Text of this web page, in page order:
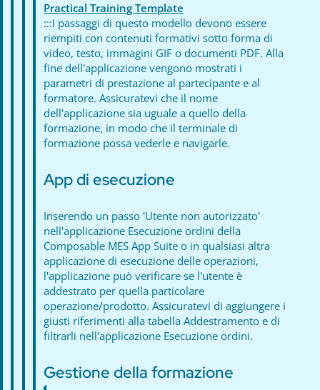
Practical Training Template
:::I passaggi di questo modello devono essere
riempiti con contenuti formativi sotto forma di
video, testo, immagini GIF o documenti PDF. Alla
fine dell'applicazione vengono mostrati i
parametri di prestazione al partecipante e al
formatore. Assicuratevi che il nome
dell'applicazione sia uguale a quello della
formazione, in modo che il terminale di
formazione possa vederle e navigarle.
App di esecuzione
Inserendo un passo 'Utente non autorizzato'
nell'applicazione Esecuzione ordini della
Composable MES App Suite o in qualsiasi altra
applicazione di esecuzione delle operazioni,
l'applicazione può verificare se l'utente è
addestrato per quella particolare
operazione/prodotto. Assicuratevi di aggiungere i
giusti riferimenti alla tabella Addestramento e di
filtrarli nell'applicazione Esecuzione ordini.
Gestione della formazione